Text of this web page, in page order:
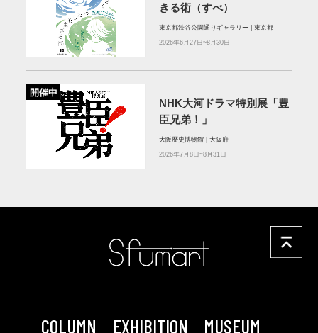
きる術（すべ）
東京都渋谷公園通りギャラリー | 東京都
2026年6月27日~8月30日
開催中
NHK大河ドラマ特別展「豊
臣兄弟！」
大阪歴史博物館 | 大阪府
2026年7月8日~8月31日
COLUMN EXHIBITION MUSEUM